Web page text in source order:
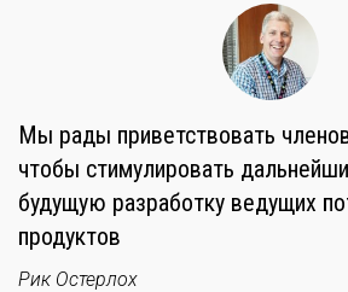
Мы рады приветствовать
чтобы стимулировать
будущую разработку ведущих
продуктов
Рик Остерлох